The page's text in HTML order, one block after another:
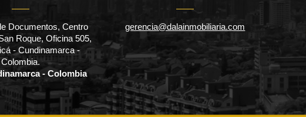
Documentos, Centro
Roque, Oficina 505,
- Cundinamarca -
Colombia.
- Colombia
gerencia@dalainmobiliaria.com